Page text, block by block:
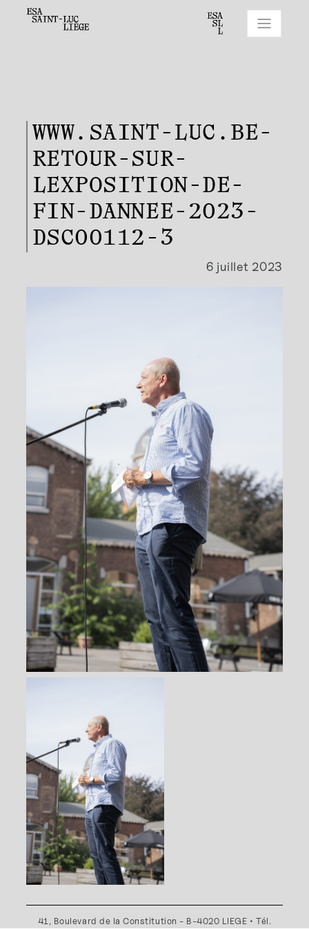
WWW.SAINT-LUC.BE-
RETOUR-SUR-
LEXPOSITION-DE-
FIN-DANNEE-2023-
DSC00112-3
6 juillet 2023
41, Boulevard de la Constitution - B-4020 LIEGE • Tél.